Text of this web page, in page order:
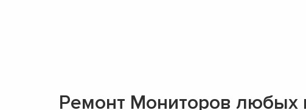
Ремонт Мониторов любых